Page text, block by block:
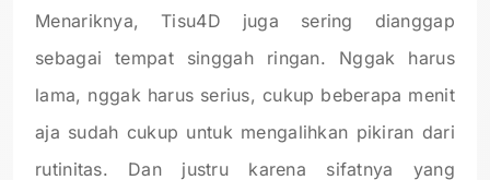
Menariknya, Tisu4D juga sering dianggap
sebagai tempat singgah ringan. Nggak harus
lama, nggak harus serius, cukup beberapa menit
aja sudah cukup untuk mengalihkan pikiran dari
rutinitas. Dan justru karena sifatnya yang